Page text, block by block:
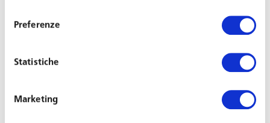
Preferenze
Statistiche
Marketing
Parla con un esperto – scopri come
volta.
preliminare, e valutare insieme se il percorso è adatto alle tue